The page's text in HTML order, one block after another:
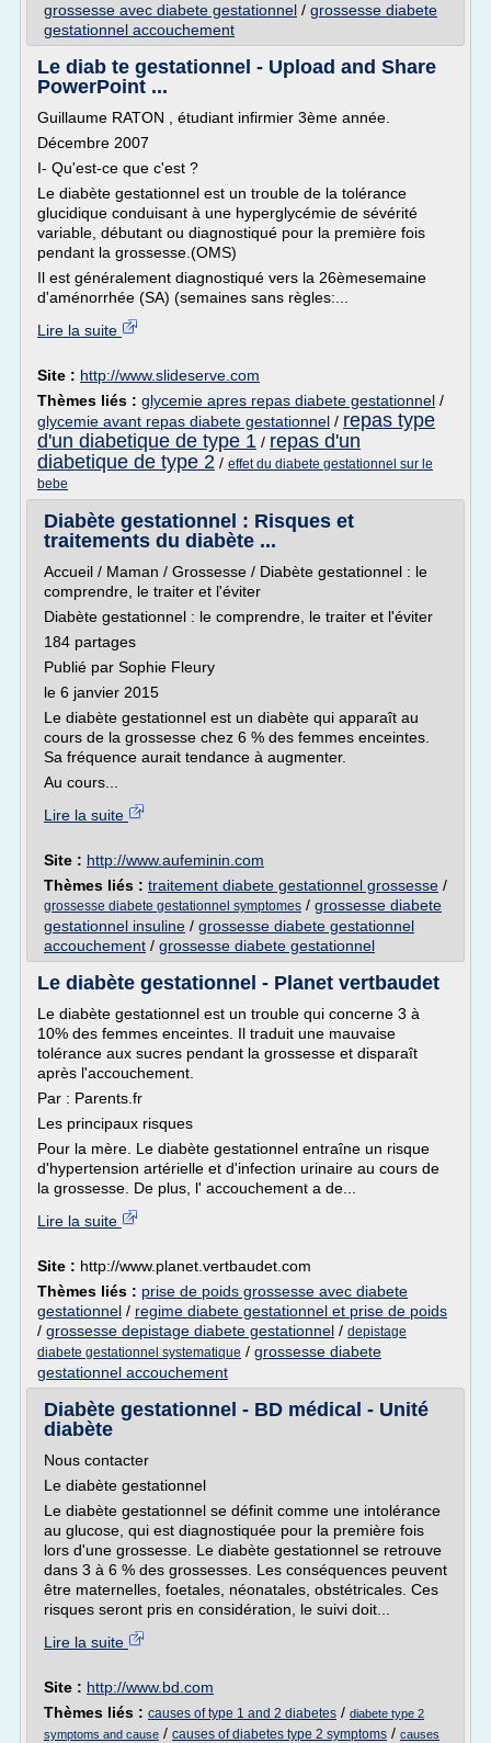
grossesse avec diabete gestationnel / grossesse diabete
gestationnel accouchement
Le diab te gestationnel - Upload and Share
PowerPoint ...
Guillaume RATON , étudiant infirmier 3ème année.
Décembre 2007
I- Qu'est-ce que c'est ?
Le diabète gestationnel est un trouble de la tolérance
glucidique conduisant à une hyperglycémie de sévérité
variable, débutant ou diagnostiqué pour la première fois
pendant la grossesse.(OMS)
Il est généralement diagnostiqué vers la 26èmesemaine
d'aménorrhée (SA) (semaines sans règles:...
Lire la suite
Site : http://www.slideserve.com
Thèmes liés : glycemie apres repas diabete gestationnel /
glycemie avant repas diabete gestationnel / repas type
d'un diabetique de type 1 / repas d'un
diabetique de type 2 / effet du diabete gestationnel sur le
bebe
Diabète gestationnel : Risques et
traitements du diabète ...
Accueil / Maman / Grossesse / Diabète gestationnel : le
comprendre, le traiter et l'éviter
Diabète gestationnel : le comprendre, le traiter et l'éviter
184 partages
Publié par Sophie Fleury
le 6 janvier 2015
Le diabète gestationnel est un diabète qui apparaît au
cours de la grossesse chez 6 % des femmes enceintes.
Sa fréquence aurait tendance à augmenter.
Au cours...
Lire la suite
Site : http://www.aufeminin.com
Thèmes liés : traitement diabete gestationnel grossesse /
grossesse diabete gestationnel symptomes / grossesse diabete
gestationnel insuline / grossesse diabete gestationnel
accouchement / grossesse diabete gestationnel
Le diabète gestationnel - Planet vertbaudet
Le diabète gestationnel est un trouble qui concerne 3 à
10% des femmes enceintes. Il traduit une mauvaise
tolérance aux sucres pendant la grossesse et disparaît
après l'accouchement.
Par : Parents.fr
Les principaux risques
Pour la mère. Le diabète gestationnel entraîne un risque
d'hypertension artérielle et d'infection urinaire au cours de
la grossesse. De plus, l' accouchement a de...
Lire la suite
Site : http://www.planet.vertbaudet.com
Thèmes liés : prise de poids grossesse avec diabete
gestationnel / regime diabete gestationnel et prise de poids
/ grossesse depistage diabete gestationnel / depistage
diabete gestationnel systematique / grossesse diabete
gestationnel accouchement
Diabète gestationnel - BD médical - Unité
diabète
Nous contacter
Le diabète gestationnel
Le diabète gestationnel se définit comme une intolérance
au glucose, qui est diagnostiquée pour la première fois
lors d'une grossesse. Le diabète gestationnel se retrouve
dans 3 à 6 % des grossesses. Les conséquences peuvent
être maternelles, foetales, néonatales, obstétricales. Ces
risques seront pris en considération, le suivi doit...
Lire la suite
Site : http://www.bd.com
Thèmes liés : causes of type 1 and 2 diabetes / diabete type 2
symptoms and cause / causes of diabetes type 2 symptoms / causes